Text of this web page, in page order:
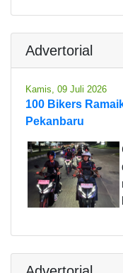
Advertorial
Kamis, 09 Juli 2026
100 Bikers
Pekanbaru